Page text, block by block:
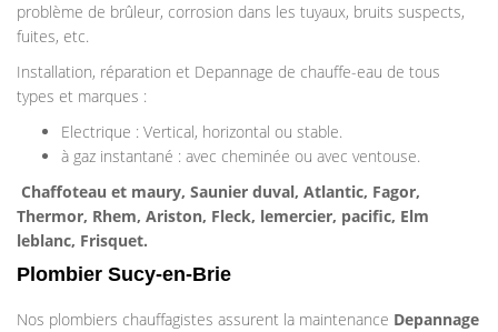
problème de brûleur, corrosion dans les tuyaux, bruits suspects,
fuites, etc.
Installation, réparation et Depannage de chauffe-eau de tous
types et marques :
Electrique : Vertical, horizontal ou stable.
à gaz instantané : avec cheminée ou avec ventouse.
Chaffoteau et maury, Saunier duval, Atlantic, Fagor,
Thermor, Rhem, Ariston, Fleck, lemercier, pacific, Elm
leblanc, Frisquet.
Plombier Sucy-en-Brie
Nos plombiers chauffagistes assurent la maintenance Depannage